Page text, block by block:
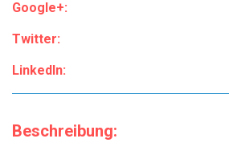
Google+:
Twitter:
LinkedIn:
Beschreibung: